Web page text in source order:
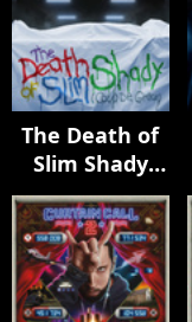
The Death of
Slim Shady
(Coup De
Grâce):
Expanded
Mourner’s
Edition